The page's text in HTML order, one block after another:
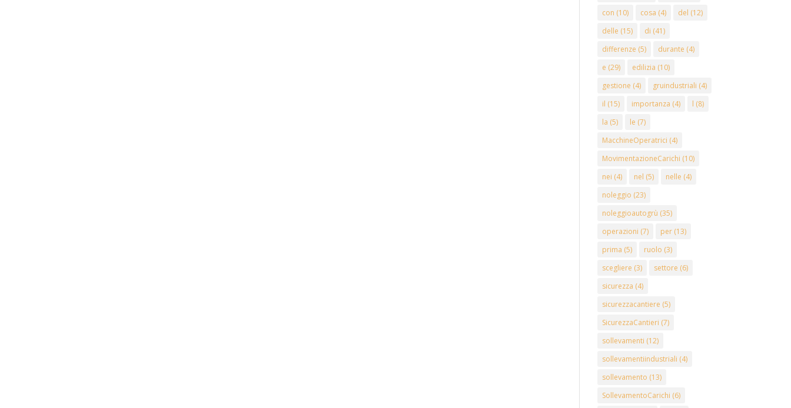
con (10) cosa (4) del (12)
delle (15) di (41)
differenze (5) durante (4)
e (29) edilizia (10)
gestione (4) gruindustriali (4)
il (15) importanza (4) l (8)
la (5) le (7)
MacchineOperatrici (4)
MovimentazioneCarichi (10)
nei (4) nel (5) nelle (4)
noleggio (23)
noleggioautogrù (35)
operazioni (7) per (13)
prima (5) ruolo (3)
scegliere (3) settore (6)
sicurezza (4)
sicurezzacantiere (5)
SicurezzaCantieri (7)
sollevamenti (12)
sollevamentiindustriali (4)
sollevamento (13)
SollevamentoCarichi (6)